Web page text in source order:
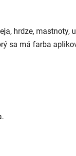
hrdze, mastnoty,
sa má farba